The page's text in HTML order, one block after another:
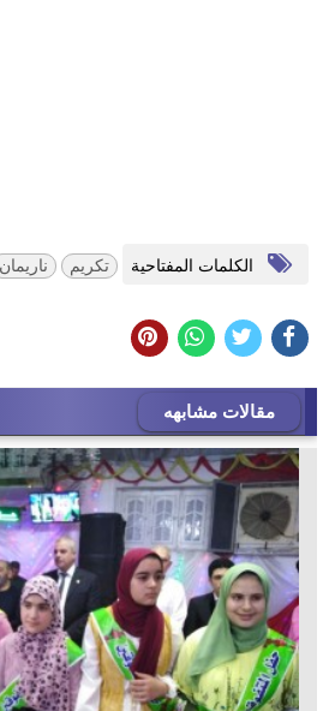
الكلمات المفتاحية تكريم ناريمان
مقالات مشابهه